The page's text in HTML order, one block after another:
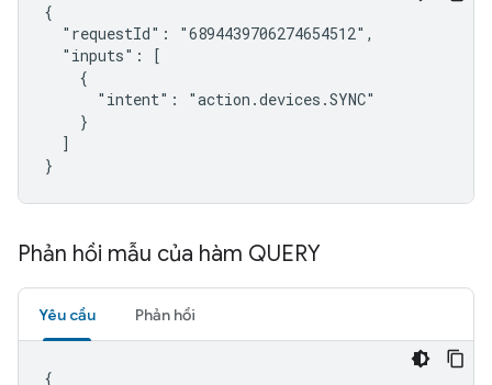
{
  "requestId": "6894439706274654512",
  "inputs": [
    {
      "intent": "action.devices.SYNC"
    }
  ]
}
Phản hồi mẫu của hàm QUERY
Yêu cầu Phản hồi
{